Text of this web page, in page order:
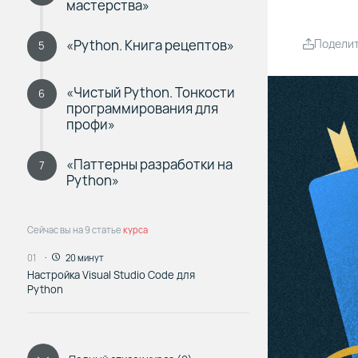
мастерства»
5 «Python. Книга рецептов»
6
«Чистый Python. Тонкости
программирования для
профи»
7
«Паттерны разработки на
Python»
Сейчас вы на 9 статье курса
01 20 минут
Настройка Visual Studio Code для
Python